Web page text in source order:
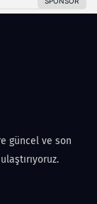
güncel ve son